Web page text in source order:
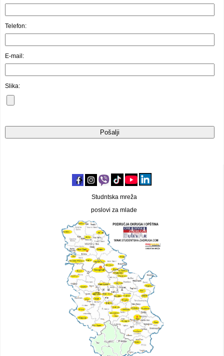
Studntska mreža
poslovi za mlade
Telefon:
E-mail:
Slika: